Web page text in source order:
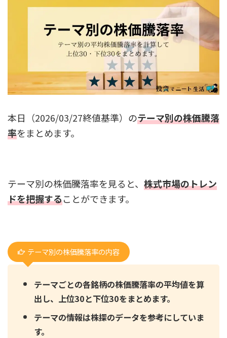
本日（2026/03/27終値基準）のテーマ別の株価騰落
率をまとめます。
テーマ別の株価騰落率を見ると、 株式市場のトレン
ドを把握することができます。
テーマ別の株価騰落率の内容
テーマごとの各銘柄の株価騰落率の平均値を算
出し、上位30と下位30をまとめます。
テーマの情報は株探のデータを参考にしていま
す。